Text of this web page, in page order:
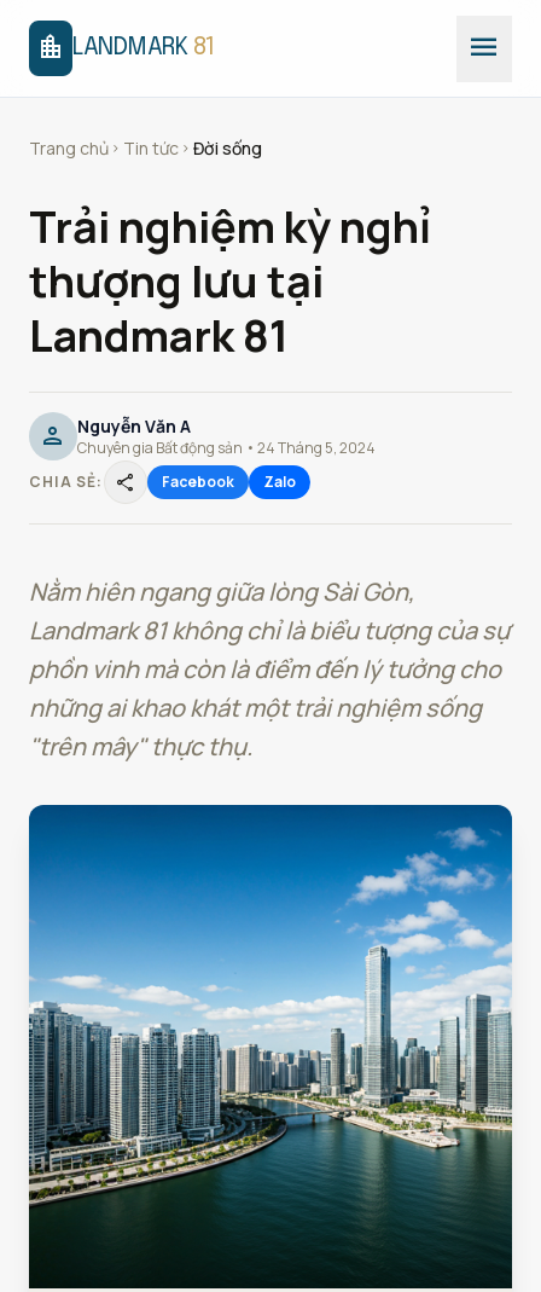
location_city LANDMARK 81 menu
Trang chủ chevron_right Tin tức chevron_right Đời sống
Trải nghiệm kỳ nghỉ
thượng lưu tại
Landmark 81
person Nguyễn Văn A
Chuyên gia Bất động sản • 24 Tháng 5, 2024
CHIA SẺ:
share Facebook Zalo
Nằm hiên ngang giữa lòng Sài Gòn,
Landmark 81 không chỉ là biểu tượng của sự
phồn vinh mà còn là điểm đến lý tưởng cho
những ai khao khát một trải nghiệm sống
"trên mây" thực thụ.